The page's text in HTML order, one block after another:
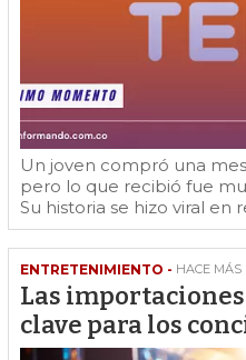
Un joven compró una
pero lo que recibió fue
Su historia se hizo viral en
ENTRETENIMIENTO - HACE MÁS
Las
clave para los